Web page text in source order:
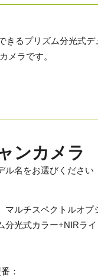
きるプリズム分光式デ
メラです。
ンカメラ
ル名をお選びください
マルチスペクトルオプ
分光式カラー+NIRラ
：